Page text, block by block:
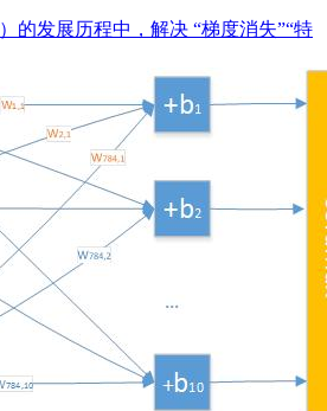
的发展历程中，解决 “梯度消失”“特